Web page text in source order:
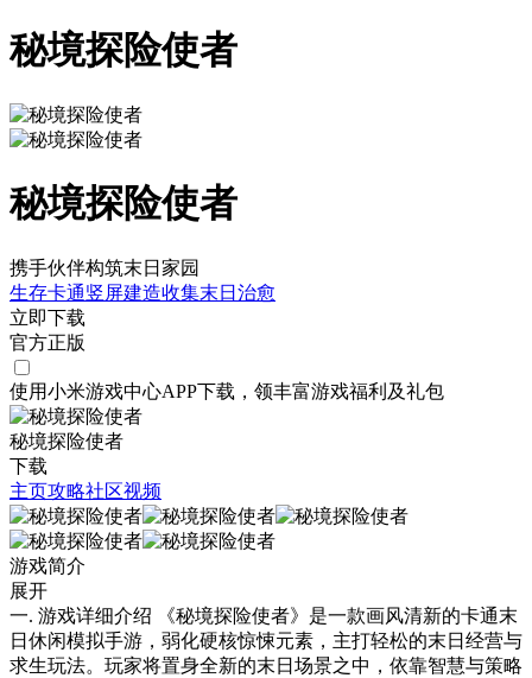
秘境探险使者
秘境探险使者
携手伙伴构筑末日家园
生存卡通竖屏建造收集末日 治愈
立即下载
官方正版
使用小米游戏中心APP下载 ，领丰富游戏福利 及礼包
秘境探险使者
下载
主页攻略社区视频
游戏简介
展开
一. 游戏详细介绍 《秘境探险使者》是一款画风清新的卡通末
日休闲模拟手游，弱化硬核惊悚元素，主打轻松的末日经营与
求生玩法。玩家将置身全新的末日场景之中，依靠智慧与策略